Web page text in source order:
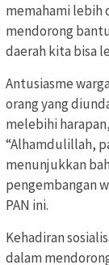
memahami lebih
mendorong
daerah kita bisa
Antusiasme
orang yang
melebihi
“Alhamdulillah,
menunjukkan
pengembangan
PAN ini.
Kehadiran
dalam